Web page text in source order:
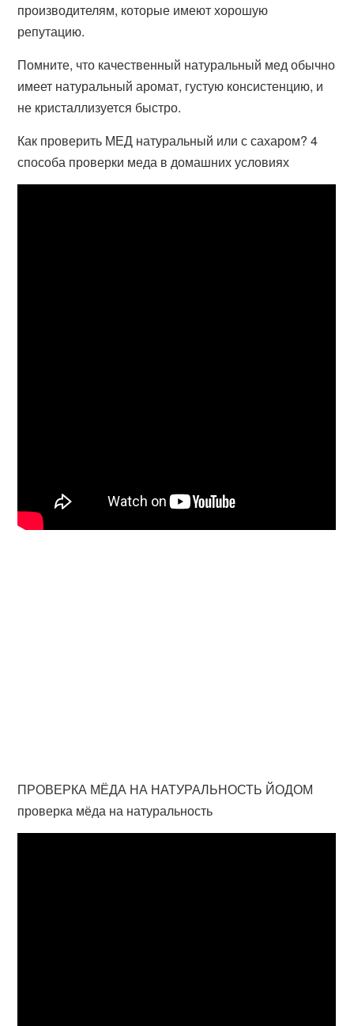
производителям, которые имеют хорошую
репутацию.
Помните, что качественный натуральный мед обычно
имеет натуральный аромат, густую консистенцию, и
не кристаллизуется быстро.
Как проверить МЕД натуральный или с сахаром? 4
способа проверки меда в домашних условиях
ПРОВЕРКА МЁДА НА НАТУРАЛЬНОСТЬ ЙОДОМ
проверка мёда на натуральность